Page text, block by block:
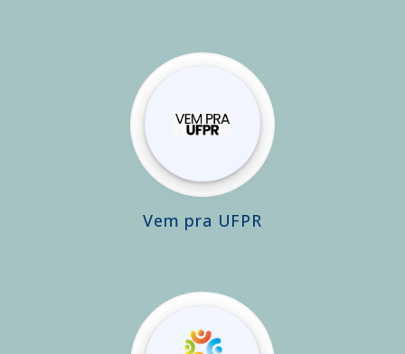
Vem pra UFPR